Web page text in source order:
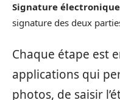
Signature
signature des deux
Chaque étape est
applications qui
photos, de saisir